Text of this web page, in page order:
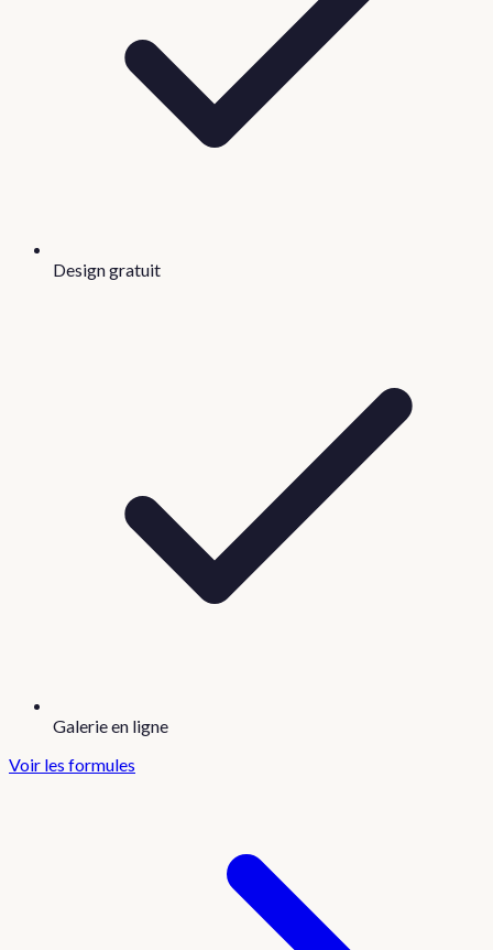
Design gratuit
Galerie en ligne
Voir les formules